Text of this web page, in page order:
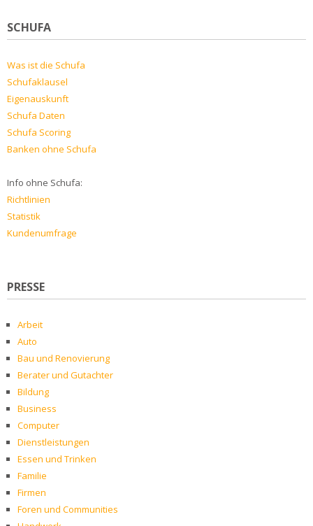
SCHUFA
Was ist die Schufa
Schufaklausel
Eigenauskunft
Schufa Daten
Schufa Scoring
Banken ohne Schufa
Info ohne Schufa:
Richtlinien
Statistik
Kundenumfrage
PRESSE
Arbeit
Auto
Bau und Renovierung
Berater und Gutachter
Bildung
Business
Computer
Dienstleistungen
Essen und Trinken
Familie
Firmen
Foren und Communities